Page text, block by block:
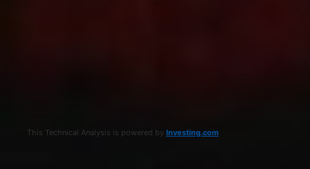
This Technical Analysis is powered by Investing.com